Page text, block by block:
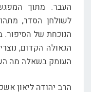
העבר. מתוך
לשולחן הסדר,
הנוכחת של הסיפור.
הגאולה הקדום,
העומק בשאלה מה
הרב יהודה ליאון